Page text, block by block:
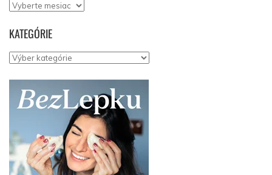
Archív
KATEGÓRIE
Kategórie